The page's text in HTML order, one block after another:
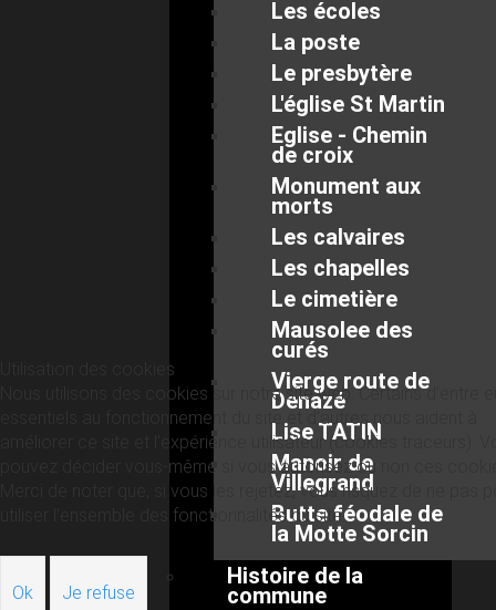
Les écoles
La poste
Le presbytère
L'église St Martin
Eglise - Chemin
de croix
Monument aux
morts
Les calvaires
Les chapelles
Le cimetière
Mausolee des
curés
Vierge route de
Denazé
Lise TATIN
Manoir de
Villegrand
Butte féodale de
la Motte Sorcin
Histoire de la
commune
Utilisation des cookies
Nous utilisons des cookies sur notre site web. Certains d’entre
essentiels au fonctionnement du site et d’autres nous aident à
améliorer ce site et l’expérience utilisateur (cookies traceurs).
pouvez décider vous-même si vous autorisez ou non ces
Merci de noter que, si vous les rejetez, vous risquez de ne pas
utiliser l’ensemble des fonctionnalités du site.
Ok Je refuse